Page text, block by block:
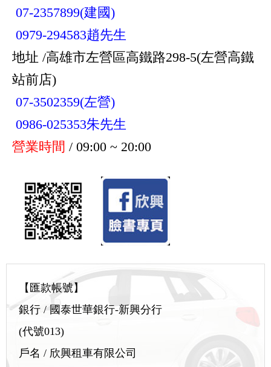
地址 /高雄市左營區高鐵路298-5(左營高鐵
站前店)
07-3502359(左營)
0986-025353朱先生
營業時間/ 09:00 ~ 20:00
銀行 / 國泰世華銀行-新興分行
(代號013)
戶名 / 欣興租車有限公司
帳號 / 052-035009833